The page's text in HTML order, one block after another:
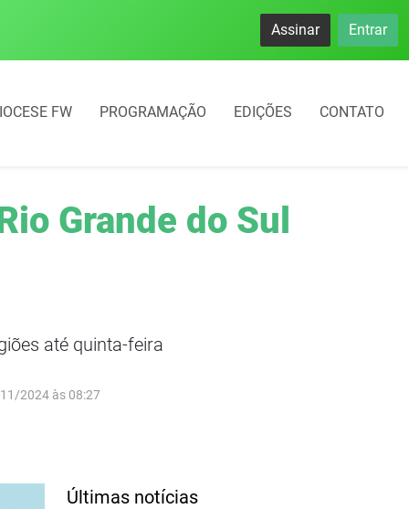
rotativo começará em 10 dias em Frederico
Assinar Entrar
FW PROGRAMAÇÃO EDIÇÕES CONTATO
Grande do Sul
até quinta-feira
2024 às 08:27
Últimas notícias